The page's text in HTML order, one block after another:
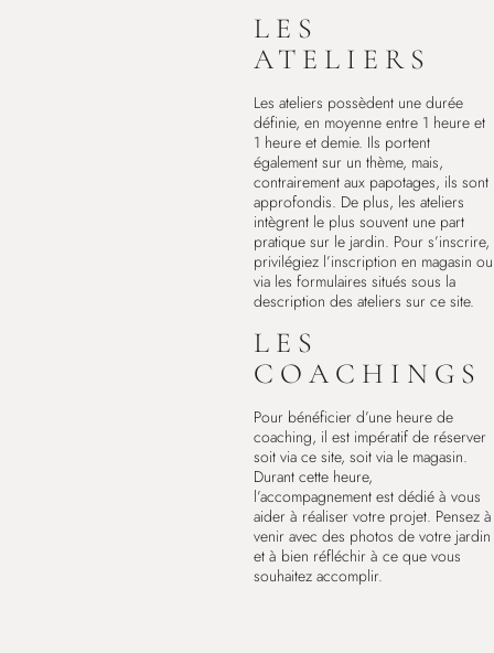
LES
ATELIERS
Les ateliers possèdent une durée
définie, en moyenne entre 1 heure et
1 heure et demie. Ils portent
également sur un thème, mais,
contrairement aux papotages, ils sont
approfondis. De plus, les ateliers
intègrent le plus souvent une part
pratique sur le jardin. Pour s’inscrire,
privilégiez l’inscription en magasin ou
via les formulaires situés sous la
description des ateliers sur ce site.
LES
COACHINGS
Pour bénéficier d’une heure de
coaching, il est impératif de réserver
soit via ce site, soit via le magasin.
Durant cette heure,
l’accompagnement est dédié à vous
aider à réaliser votre projet. Pensez à
venir avec des photos de votre jardin
et à bien réfléchir à ce que vous
souhaitez accomplir.